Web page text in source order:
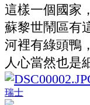
這樣一個國家
蘇黎世鬧區有
河裡有綠頭鴨
人心當然也是
瑞士